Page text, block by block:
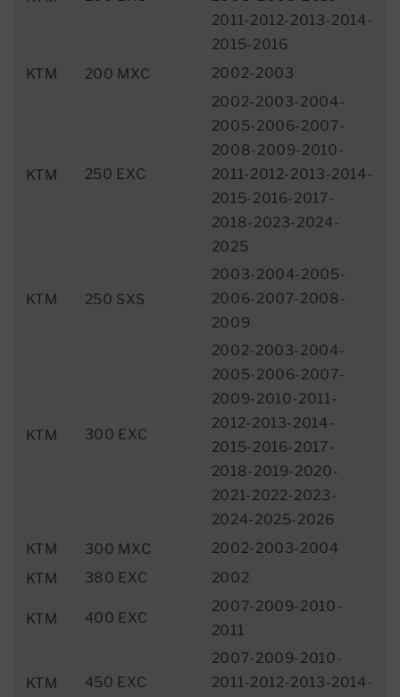
2011-2012-2013-2014-
2015-2016
KTM
200 MXC 2002-2003
KTM 250 EXC
2002-2003-2004-
2005-2006-2007-
2008-2009-2010-
2011-2012-2013-2014-
2015-2016-2017-
2018-2023-2024-
2025
KTM 250 SXS
2003-2004-2005-
2006-2007-2008-
2009
KTM 300 EXC
2002-2003-2004-
2005-2006-2007-
2009-2010-2011-
2012-2013-2014-
2015-2016-2017-
2018-2019-2020-
2021-2022-2023-
2024-2025-2026
KTM
300 MXC
2002-2003-2004
KTM
380 EXC 2002
KTM 400 EXC
2007-2009-2010-
2011
KTM 450 EXC
2007-2009-2010-
2011-2012-2013-2014-